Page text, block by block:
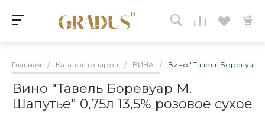
Главная / Каталог товаров / ВИНА / Вино "Тавель Боревуар
Вино "Тавель Боревуар М.
Шапутье" 0,75л 13,5% розовое сухое